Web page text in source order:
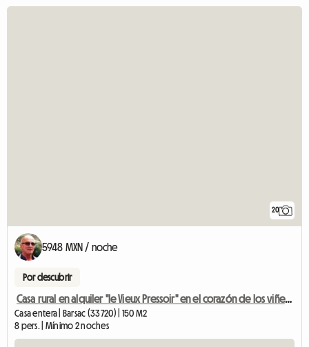
20
5948 MXN / noche
Por descubrir
Casa rural en alquiler "le Vieux Pressoir" en el corazón de los viñedos
Casa entera | Barsac (33720) | 150 M2
8 pers. | Mínimo 2 noches